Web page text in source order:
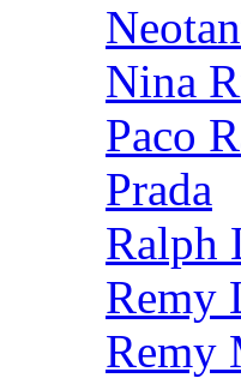
Nina
Paco
Prada
Ralph
Remy
Remy